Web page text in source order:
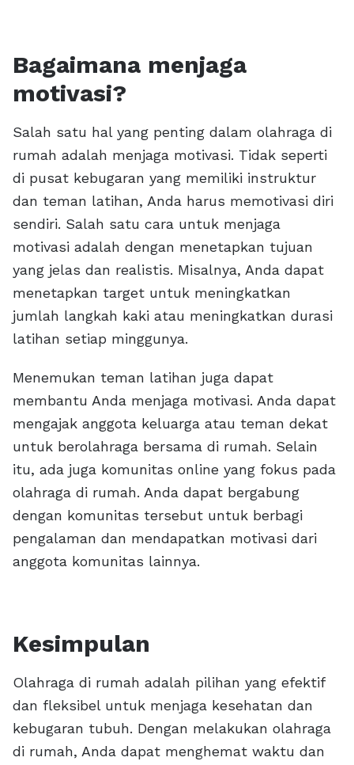
Bagaimana menjaga
motivasi?
Salah satu hal yang penting dalam olahraga di
rumah adalah menjaga motivasi. Tidak seperti
di pusat kebugaran yang memiliki instruktur
dan teman latihan, Anda harus memotivasi diri
sendiri. Salah satu cara untuk menjaga
motivasi adalah dengan menetapkan tujuan
yang jelas dan realistis. Misalnya, Anda dapat
menetapkan target untuk meningkatkan
jumlah langkah kaki atau meningkatkan durasi
latihan setiap minggunya.
Menemukan teman latihan juga dapat
membantu Anda menjaga motivasi. Anda dapat
mengajak anggota keluarga atau teman dekat
untuk berolahraga bersama di rumah. Selain
itu, ada juga komunitas online yang fokus pada
olahraga di rumah. Anda dapat bergabung
dengan komunitas tersebut untuk berbagi
pengalaman dan mendapatkan motivasi dari
anggota komunitas lainnya.
Kesimpulan
Olahraga di rumah adalah pilihan yang efektif
dan fleksibel untuk menjaga kesehatan dan
kebugaran tubuh. Dengan melakukan olahraga
di rumah, Anda dapat menghemat waktu dan